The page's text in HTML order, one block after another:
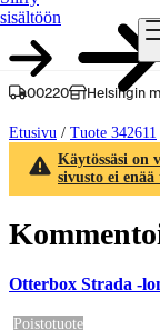
sisältöön
00220 Helsingin
Etusivu / Tuote 342611
Käytössäsi on
sivusto ei
Otterbox Strada -
Poistotuote